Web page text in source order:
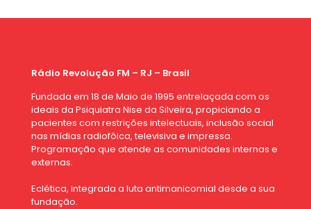
Rádio Revolução FM – RJ – Brasil
Fundada em 18 de Maio de 1995 entrelaçada com os
ideais da Psiquiatra Nise da Silveira, propiciando a
pacientes com restrições intelectuais, inclusão social
nas mídias radiofôica, televisiva e impressa.
Programação que atende as comunidades internas e
externas.
Eclética, integrada a luta antimanicomial desde a sua
fundação.